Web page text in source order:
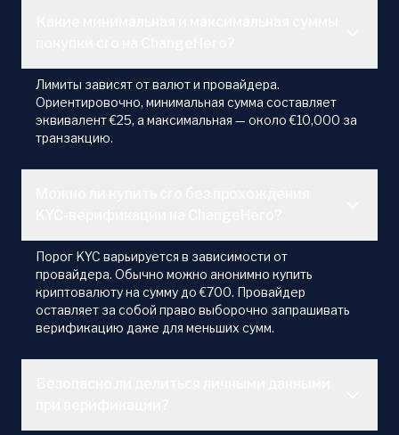
Лимиты зависят от валют и провайдера.
Ориентировочно, минимальная сумма составляет
эквивалент €25, а максимальная — около €10,000 за
транзакцию.
Порог KYC варьируется в зависимости от
провайдера. Обычно можно анонимно купить
криптовалюту на сумму до €700. Провайдер
оставляет за собой право выборочно запрашивать
верификацию даже для меньших сумм.